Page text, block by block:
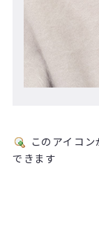
このアイコ
できます